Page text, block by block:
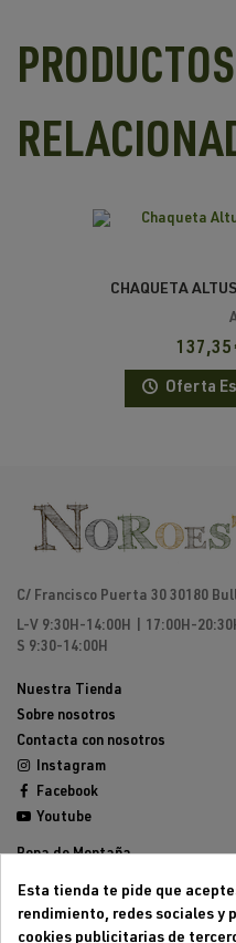
PRODUCTOS
CHAQUETA
137,35
Oferta
C/ Francisco Puerta 30 30180
L-V 9:30H-14:00H | 17:00H-
S 9:30-14:00H
Nuestra Tienda
Sobre nosotros
Contacta con nosotros
Instagram
Facebook
Youtube
Ropa de Montaña
Mochilas de montaña
Equipamiento de Montaña
Esta tienda te pide que
rendimiento, redes sociales y
cookies publicitarias de